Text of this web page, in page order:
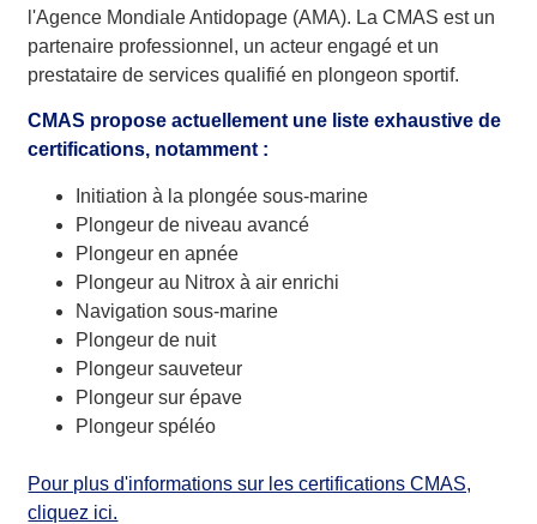
l'Agence Mondiale Antidopage (AMA). La CMAS est un
partenaire professionnel, un acteur engagé et un
prestataire de services qualifié en plongeon sportif.
CMAS propose actuellement une liste exhaustive de
certifications, notamment :
Initiation à la plongée sous-marine
Plongeur de niveau avancé
Plongeur en apnée
Plongeur au Nitrox à air enrichi
Navigation sous-marine
Plongeur de nuit
Plongeur sauveteur
Plongeur sur épave
Plongeur spéléo
Pour plus d'informations sur les certifications CMAS,
cliquez ici.